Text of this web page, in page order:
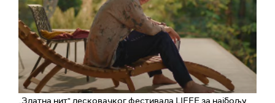
„Златна нит" лесковачког фестивала LIFFE за најбољу